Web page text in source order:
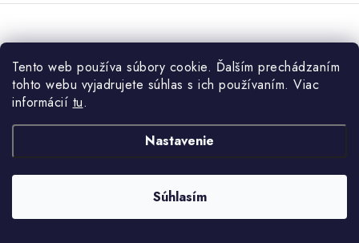
Tento web používa súbory cookie. Ďalším prechádzaním
tohto webu vyjadrujete súhlas s ich používaním. Viac
informácií tu.
Nastavenie
Súhlasím
Úložná truhlica s 2 bezpečnostnými pántmi, vintage štýl, 80
x 46 x 40 cm, biela
Novinka